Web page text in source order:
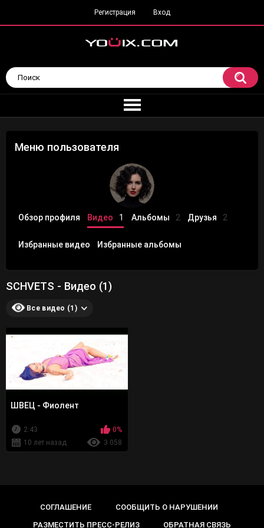
Регистрация Вход
Меню пользователя
Обзор профиля Видео 1 Альбомы 2 Друзья 2
Избранные видео Избранные альбомы
SCHVETS - Видео (1)
Все видео (1)
ШВЕЦ - Фиолент
2:43
0%
10 лет назад
3 058
СОГЛАШЕНИЕ
СООБЩИТЬ О НАРУШЕНИИ
РАЗМЕСТИТЬ ПРЕСС-РЕЛИЗ
ОБРАТНАЯ СВЯЗЬ